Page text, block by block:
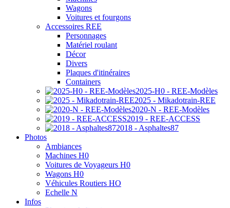
Wagons
Voitures et fourgons
Accessoires REE
Personnages
Matériel roulant
Décor
Divers
Plaques d'itinéraires
Containers
2025-H0 - REE-Modèles
2025 - Mikadotrain-REE
2020-N - REE-Modèles
2019 - REE-ACCESS
2018 - Asphaltes87
Photos
Ambiances
Machines H0
Voitures de Voyageurs H0
Wagons H0
Véhicules Routiers HO
Echelle N
Infos